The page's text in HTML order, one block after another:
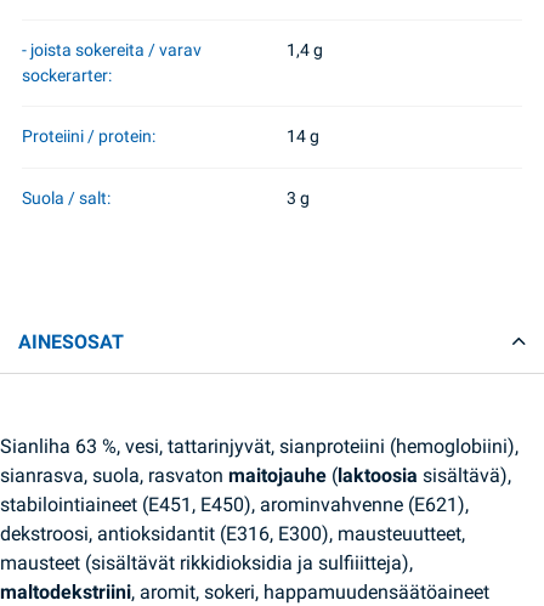
- joista sokereita / varav
sockerarter:
1,4 g
Proteiini / protein: 14 g
Suola / salt: 3 g
AINESOSAT
Sianliha 63 %, vesi, tattarinjyvät, sianproteiini (hemoglobiini),
sianrasva, suola, rasvaton maitojauhe (laktoosia sisältävä),
stabilointiaineet (E451, E450), arominvahvenne (E621),
dekstroosi, antioksidantit (E316, E300), mausteuutteet,
mausteet (sisältävät rikkidioksidia ja sulfiiitteja),
maltodekstriini, aromit, sokeri, happamuudensäätöaineet